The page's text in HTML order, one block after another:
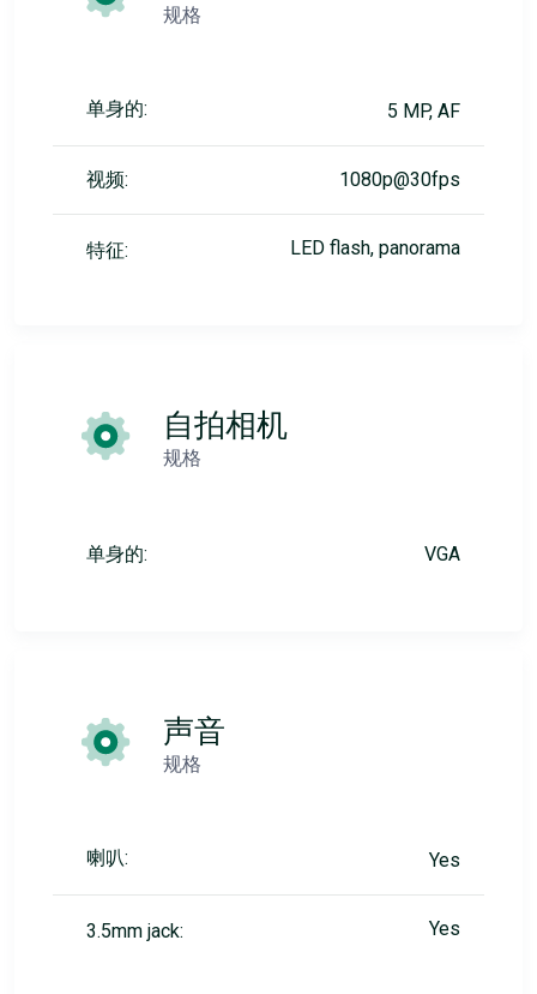
规格
单身的: 5 MP, AF
视频: 1080p@30fps
特征: LED flash, panorama
自拍相机
规格
单身的: VGA
声音
规格
喇叭: Yes
3.5mm jack: Yes